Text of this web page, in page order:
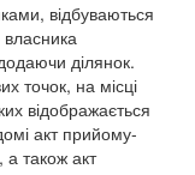
відбуваються
власника
ділянок.
точок, на місці
відображається
акт прийому-
а також акт